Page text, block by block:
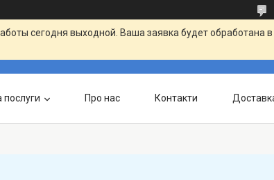
сегодня выходной. Ваша заявка будет обработана
послуги Про нас Контакти